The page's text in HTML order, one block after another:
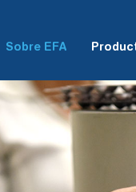
Sobre EFA